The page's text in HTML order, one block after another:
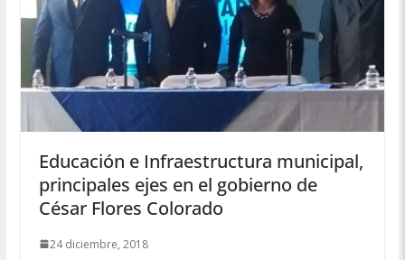
Educación e Infraestructura municipal,
principales ejes en el gobierno de
César Flores Colorado
24 diciembre, 2018